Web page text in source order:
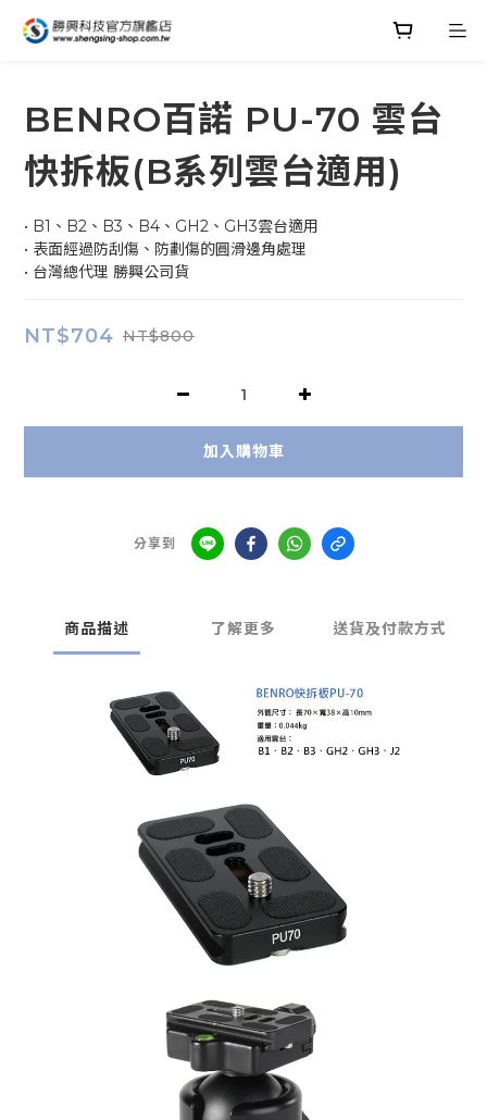
BENRO百諾 PU-70 雲台
快拆板(B系列雲台適用)
• B1、B2、B3、B4、GH2、GH3雲台適用
• 表面經過防刮傷、防劃傷的圓滑邊角處理
• 台灣總代理 勝興公司貨
NT$704 NT$800
加入購物車
分享到
商品描述 了解更多 送貨及付款方式